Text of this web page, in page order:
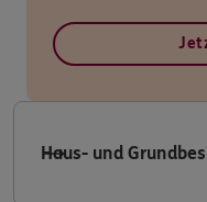
Haus- und